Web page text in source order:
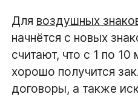
Для воздушных
начнётся с новых
считают, что с 1 по
хорошо получится
договоры, а также